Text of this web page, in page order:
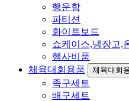
행운함
파티션
화이트보드
쇼케이스,냉장고,
행사비품
체육대회용품
체육대회
족구세트
배구세트